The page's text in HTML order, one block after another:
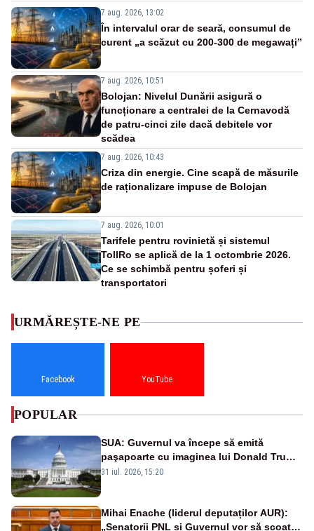
7 aug. 2026, 13:02
În intervalul orar de seară, consumul de
curent „a scăzut cu 200-300 de megawați”
7 aug. 2026, 10:51
Bolojan: Nivelul Dunării asigură o
funcționare a centralei de la Cernavodă
de patru-cinci zile dacă debitele vor
scădea
7 aug. 2026, 10:43
Criza din energie. Cine scapă de măsurile
de raționalizare impuse de Bolojan
7 aug. 2026, 10:01
Tarifele pentru rovinietă și sistemul
TollRo se aplică de la 1 octombrie 2026.
Ce se schimbă pentru șoferi și
transportatori
URMĂREȘTE-NE PE
Facebook YouTube
POPULAR
SUA: Guvernul va începe să emită
paşapoarte cu imaginea lui Donald Trump
începând cu 8 august
31 iul. 2026, 15:20
Mihai Enache (liderul deputaților AUR):
„Senatorii PNL și Guvernul vor să scoată